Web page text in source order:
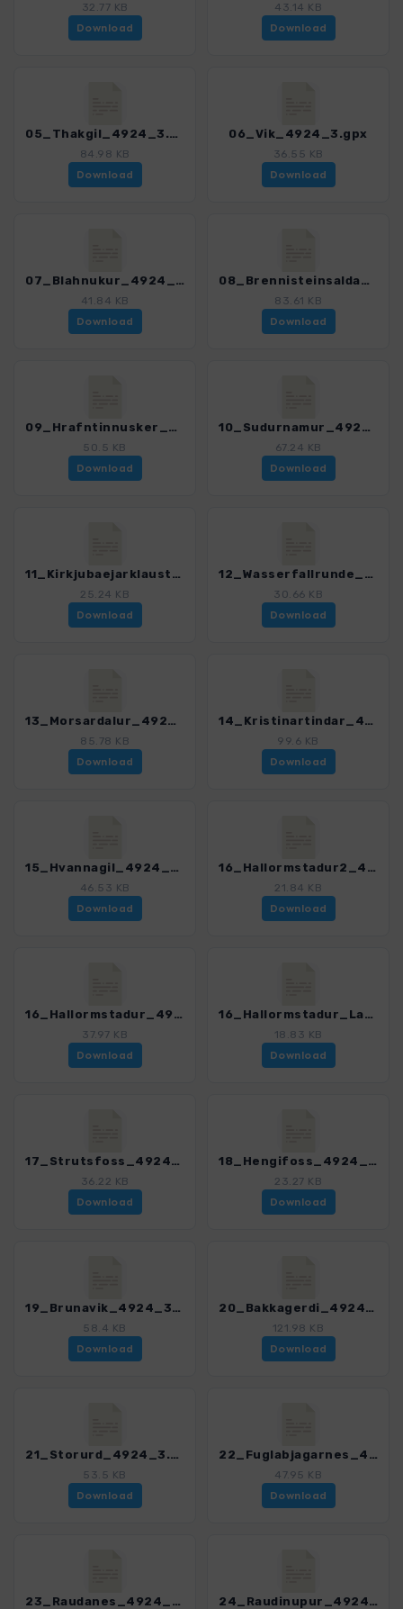
32.77 KB
Download
43.14 KB
Download
05_Thakgil_4924_3.gpx
84.98 KB
Download
06_Vik_4924_3.gpx
36.55 KB
Download
07_Blahnukur_4924_3.gpx
41.84 KB
Download
08_Brennisteinsalda_4924_3.gpx
83.61 KB
Download
09_Hrafntinnusker_4924_3.gpx
50.5 KB
Download
10_Sudurnamur_4924_3.gpx
67.24 KB
Download
11_Kirkjubaejarklaustur_4924_3.gpx
25.24 KB
Download
12_Wasserfallrunde_4924_3.gpx
30.66 KB
Download
13_Morsardalur_4924_3.gpx
85.78 KB
Download
14_Kristinartindar_4924_3.gpx
99.6 KB
Download
15_Hvannagil_4924_3.gpx
46.53 KB
Download
16_Hallormstadur2_4924_3.gpx
21.84 KB
Download
16_Hallormstadur_4924_3.gpx
37.97 KB
Download
16_Hallormstadur_Lambafoss3_4924_3.gpx
18.83 KB
Download
17_Strutsfoss_4924_3.gpx
36.22 KB
Download
18_Hengifoss_4924_3.gpx
23.27 KB
Download
19_Brunavik_4924_3.gpx
58.4 KB
Download
20_Bakkagerdi_4924_3.gpx
121.98 KB
Download
21_Storurd_4924_3.gpx
53.5 KB
Download
22_Fuglabjagarnes_4924_3.gpx
47.95 KB
Download
23_Raudanes_4924_3.gpx 24_Raudinupur_4924_3.gpx